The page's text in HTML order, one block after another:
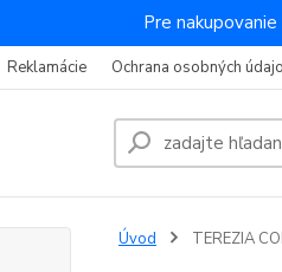
Pre
Reklamácie Ochrana osobných
Úvod TEREZIA